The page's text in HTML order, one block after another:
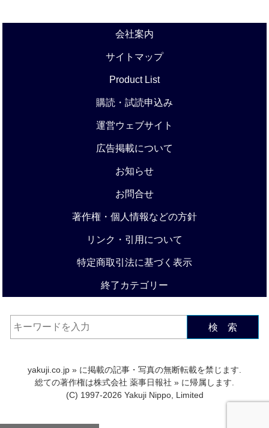
会社案内
サイトマップ
Product List
購読・試読申込み
運営ウェブサイト
広告掲載について
お知らせ
お問合せ
著作権・個人情報などの方針
リンク・引用について
特定商取引法に基づく表示
終了カテゴリー
検 索
yakuji.co.jp » に掲載の記事・写真の無断転載を禁じます.
総ての著作権は株式会社 薬事日報社 » に帰属します.
(C) 1997-2026 Yakuji Nippo, Limited